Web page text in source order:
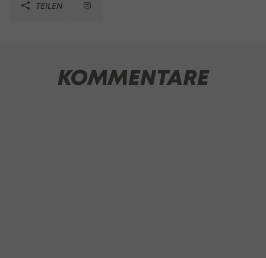
TEILEN
KOMMENTARE